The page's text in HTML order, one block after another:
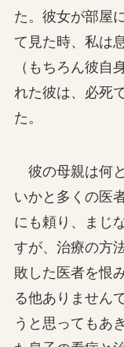
た。彼女が部屋
て見た時、私は
（もちろん彼自
れた彼は、必死
た。
彼の母親は何
いかと多くの医
にも頼り、まじ
すが、治療の方
敗した医者を恨
る他ありません
うと思ってもあ